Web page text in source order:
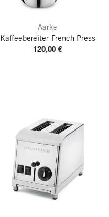
Aarke
Kaffeebereiter French Press
120,00 €